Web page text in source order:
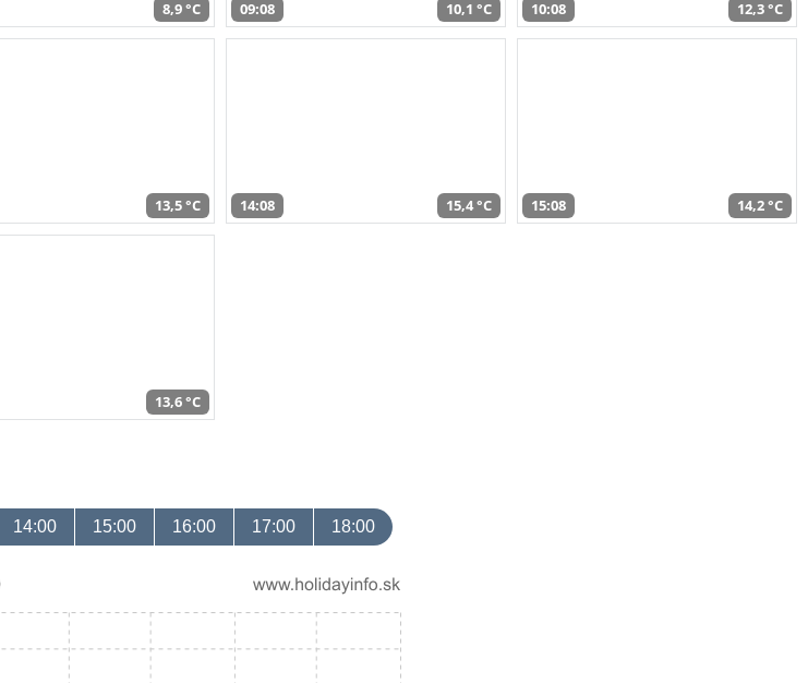
8,9 °C 09:08 10,1 °C 10:08 12,3 °C
13,5 °C 14:08 15,4 °C 15:08 14,2 °C
13,6 °C
14:00 15:00 16:00 17:00 18:00